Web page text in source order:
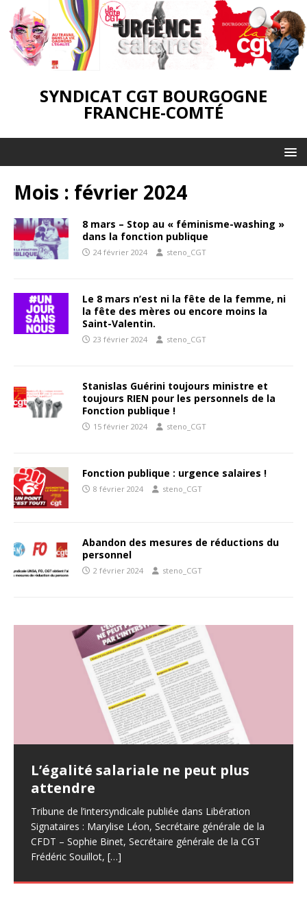
SYNDICAT CGT BOURGOGNE
FRANCHE-COMTÉ
Mois : février 2024
8 mars – Stop au « féminisme-washing »
dans la fonction publique
24 février 2024 steno_CGT
Le 8 mars n’est ni la fête de la femme, ni
la fête des mères ou encore moins la
Saint-Valentin.
23 février 2024 steno_CGT
Stanislas Guérini toujours ministre et
toujours RIEN pour les personnels de la
Fonction publique !
15 février 2024 steno_CGT
Fonction publique : urgence salaires !
8 février 2024 steno_CGT
Abandon des mesures de réductions du
personnel
2 février 2024 steno_CGT
L’égalité salariale ne peut plus
attendre
Tribune de l’intersyndicale publiée dans Libération
Signataires : Marylise Léon, Secrétaire générale de la
CFDT – Sophie Binet, Secrétaire générale de la CGT
Frédéric Souillot, […]
tout augmente sauf les salaires
Dans la fonction publique, le gouvernement refuse
toujours de revaloriser le point d’indice et les grilles
indiciaires.
CROTENAY EREA Quel avenir ?
L’EREA condamné ? Courrier adressé aux élus locaux,
journalistes et syndicats (enseignants et Région),
collège des Louataux, lycée PEV ,parents d’élèves des
Louataux